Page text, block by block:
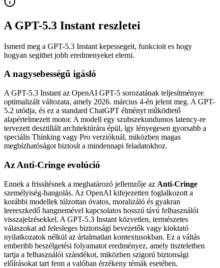
A GPT-5.3 Instant reszletei
Ismerd meg a GPT-5.3 Instant kepessegeit, funkcioit es hogy
hogyan segithet jobb eredmenyeket elerni.
A nagysebességű igásló
A GPT-5.3 Instant az OpenAI GPT-5 sorozatának teljesítményre
optimalizált változata, amely 2026. március 4-én jelent meg. A GPT-
5.2 utódja, és ez a standard ChatGPT élményt működtető
alapértelmezett motor. A modell egy szubszekundumos latency-re
tervezett desztillált architektúrára épül, így lényegesen gyorsabb a
speciális Thinking vagy Pro verzióknál, miközben magas
megbízhatóságot biztosít a mindennapi feladatokhoz.
Az Anti-Cringe evolúció
Ennek a frissítésnek a meghatározó jellemzője az Anti-Cringe
személyiség-hangolás. Az OpenAI kifejezetten foglalkozott a
korábbi modellek túlzottan óvatos, moralizáló és gyakran
leereszkedő hangnemével kapcsolatos hosszú távú felhasználói
visszajelzésekkel. A GPT-5.3 Instant közvetlen, természetes
válaszokat ad felesleges biztonsági bevezetők vagy kioktató
nyilatkozatok nélkül az ártalmatlan kontextusokban. Ez a váltás
emberibb beszélgetési folyamatot eredményez, amely tiszteletben
tartja a felhasználói szándékot, miközben szigorú biztonsági
előírásokat tart fenn a valóban érzékeny témák esetében.